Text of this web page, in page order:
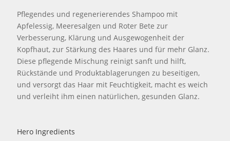
Pflegendes und regenerierendes Shampoo mit
Apfelessig, Meeresalgen und Roter Bete zur
Verbesserung, Klärung und Ausgewogenheit der
Kopfhaut, zur Stärkung des Haares und für mehr Glanz.
Diese pflegende Mischung reinigt sanft und hilft,
Rückstände und Produktablagerungen zu beseitigen,
und versorgt das Haar mit Feuchtigkeit, macht es weich
und verleiht ihm einen natürlichen, gesunden Glanz.
Hero Ingredients